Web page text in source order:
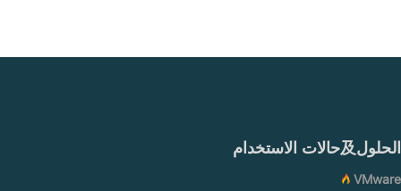
الحلول及حالات الاستخدام
VMware